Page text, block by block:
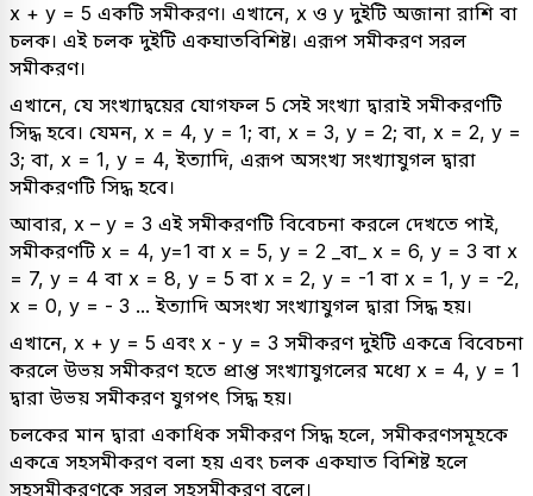
x + y = 5 একটি সমীকরণ। এখানে, x ও y দুইটি অজানা রাশি বা
চলক। এই চলক দুইটি একঘাতবিশিষ্ট। এরূপ সমীকরণ সরল
সমীকরণ।
এখানে, যে সংখ্যাদ্বয়ের যোগফল 5 সেই সংখ্যা দ্বারাই সমীকরণটি
সিদ্ধ হবে। যেমন, x = 4, y = 1; বা, x = 3, y = 2; বা, x = 2, y =
3; বা, x = 1, y = 4, ইত্যাদি, এরূপ অসংখ্য সংখ্যাযুগল দ্বারা
সমীকরণটি সিদ্ধ হবে।
আবার, x – y = 3 এই সমীকরণটি বিবেচনা করলে দেখতে পাই,
সমীকরণটি x = 4, y=1 বা x = 5, y = 2 _বা_ x = 6, y = 3 বা x
= 7, y = 4 বা x = 8, y = 5 বা x = 2, y = -1 বা x = 1, y = -2,
x = 0, y = - 3 ... ইত্যাদি অসংখ্য সংখ্যাযুগল দ্বারা সিদ্ধ হয়।
এখানে, x + y = 5 এবং x - y = 3 সমীকরণ দুইটি একত্রে বিবেচনা
করলে উভয় সমীকরণ হতে প্রাপ্ত সংখ্যাযুগলের মধ্যে x = 4, y = 1
দ্বারা উভয় সমীকরণ যুগপৎ সিদ্ধ হয়।
চলকের মান দ্বারা একাধিক সমীকরণ সিদ্ধ হলে, সমীকরণসমূহকে
একত্রে সহসমীকরণ বলা হয় এবং চলক একঘাত বিশিষ্ট হলে
সহসমীকরণকে সরল সহসমীকরণ বলে।